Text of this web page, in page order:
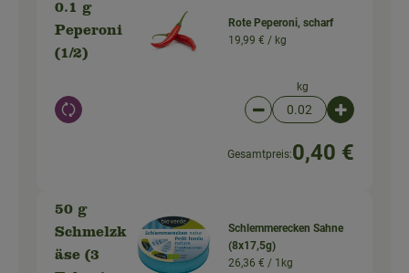
0.1 g
Peperoni
(1/2)
Auswahl ändern
Rote Peperoni, scharf
19,99 € / kg
kg
Artikelanzahl
Gesamtpreis:0,40 €
50 g
Schmelzk
äse (3
Schlemmerecken Sahne
(8x17,5g)
26,36 € / 1kg